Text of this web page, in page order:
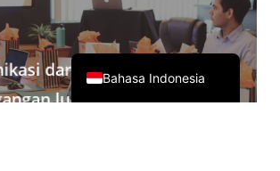
daring
luar negeri
Bahasa Indonesia
English
简体中文